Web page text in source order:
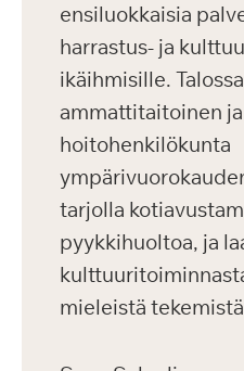
ensiluokkaisia
harrastus- ja
ikäihmisille.
ammattitaitoinen
hoitohenkilökunta
tarjolla
pyykkihuoltoa, ja
mieleistä